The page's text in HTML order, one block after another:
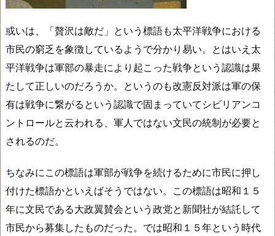
或いは、「贅沢は敵だ」という標語も太平洋戦争における
市民の窮乏を象徴しているようで分かり易い。とはいえ太
平洋戦争は軍部の暴走により起こった戦争という認識は果
たして正しいのだろうか。というのも改憲反対派は軍の保
有は戦争に繋がるという認識で固まっていてシビリアンコ
ントロールと云われる、軍人ではない文民の統制が必要と
されるのだ。
ちなみにこの標語は軍部が戦争を続けるために市民に押し
付けた標語かといえばそうではない。この標語は昭和１５
年に文民である大政翼賛会という政党と新聞社が結託して
市民から募集したものだった。では昭和１５年という時代